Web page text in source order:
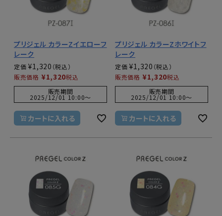
プリジェル カラーZイエローフ
レーク
定価 ¥1,320
販売価格 ¥1,320税込
販売期間
2025/12/01 10:00〜
カートに入れる
プリジェル カラーZホワイトフ
レーク
定価 ¥1,320
販売価格 ¥1,320税込
販売期間
2025/12/01 10:00〜
カートに入れる